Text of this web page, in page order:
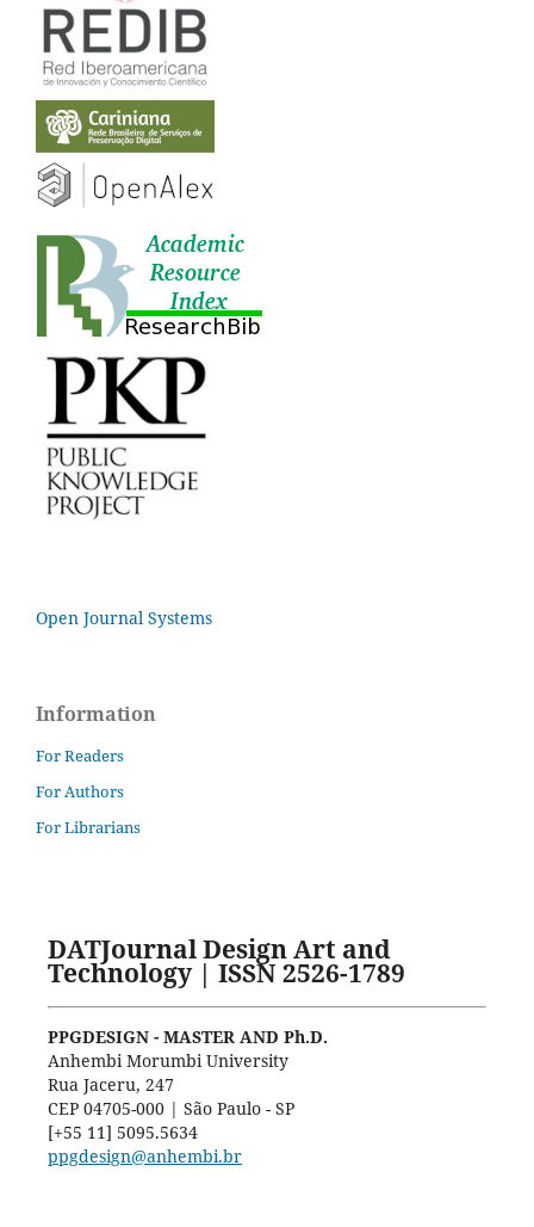
Open Journal Systems
Information
For Readers
For Authors
For Librarians
DATJournal Design Art and
Technology | ISSN 2526-1789
PPGDESIGN - MASTER AND Ph.D.
Anhembi Morumbi University
Rua Jaceru, 247
CEP 04705-000 | São Paulo - SP
[+55 11] 5095.5634
ppgdesign@anhembi.br